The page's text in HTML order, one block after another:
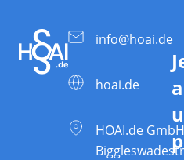
info@hoai.de
hoai.de
HOAI.de GmbH